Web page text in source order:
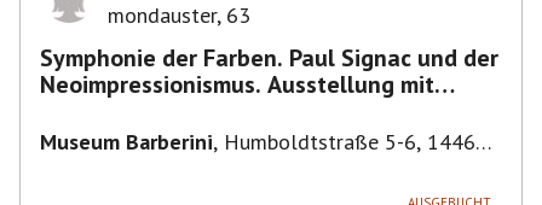
mondauster, 63
Symphonie der Farben. Paul Signac und der
Neoimpressionismus. Ausstellung mit
Museum Barberini, Humboldtstraße 5-6, 14467